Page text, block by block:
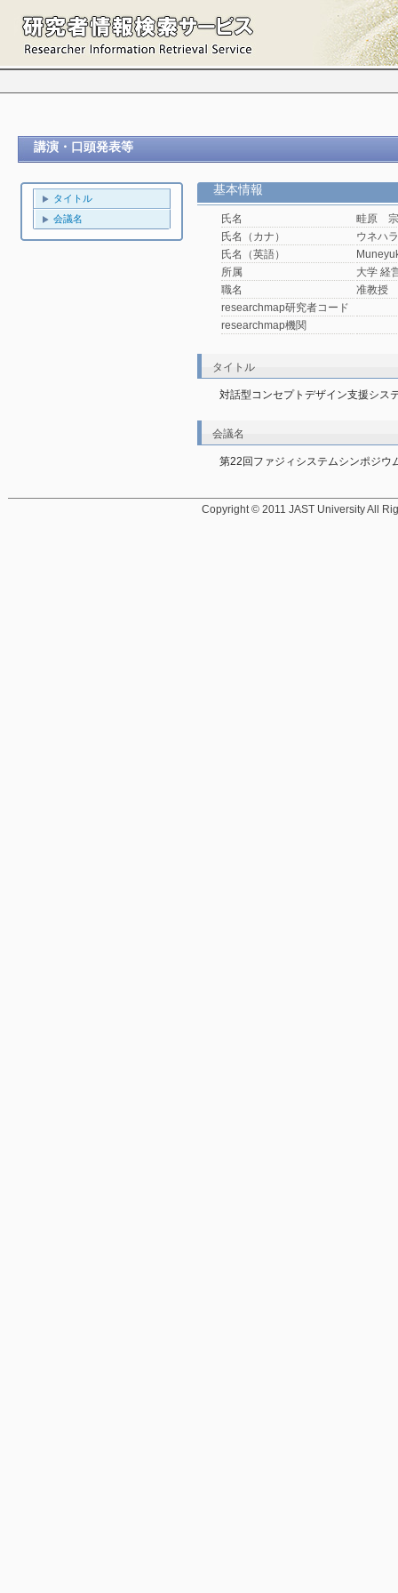
講演・口頭発表等
タイトル
会議名
基本情報
氏名
畦原
氏名（カナ）
ウネハ
氏名（英語）
所属
大学 経
職名
准教授
researchmap研究者コード
researchmap機関
タイトル
対話型コンセプトデザイン支援シス
会議名
第22回ファジィシステムシンポジウ